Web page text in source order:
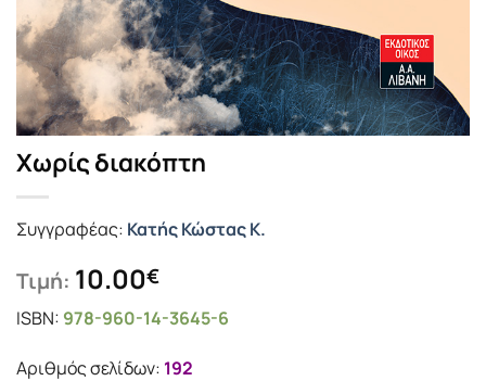
Χωρίς διακόπτη
Συγγραφέας: Κατής Κώστας Κ.
Τιμή: 10.00€
ISBN: 978-960-14-3645-6
Αριθμός σελίδων: 192